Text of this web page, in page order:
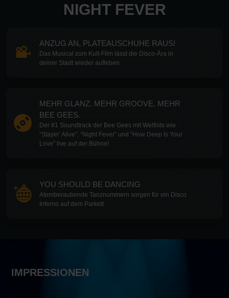
NIGHT FEVER
ANZUG AN, PLATEAUSCHUHE RAUS!
Das Musical zum Kult-Film lässt die Disco-Ära in
deiner Stadt wieder aufleben
MEHR GLANZ. MEHR GROOVE. MEHR
BEE GEES.
Der #1 Soundtrack der Bee Gees mit Welthits wie
“Stayin’ Alive”, “Night Fever” und “How Deep Is Your
Love” live auf der Bühne!
YOU SHOULD BE DANCING
Atemberaubende Tanznummern sorgen für ein Disco
Inferno auf dem Parkett
IMPRESSIONEN